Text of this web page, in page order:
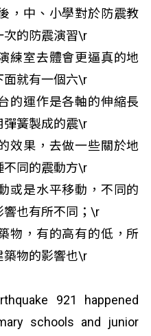
，中、小學對於防震教
次的防震演習\r
練室去體會更逼真的地
面就有一個六\r
的運作是各軸的伸縮長
彈簧製成的震\r
效果，去做一些關於地
不同的震動方\r
或是水平移動，不同的
響也有所不同；\r
物，有的高有的低，所
築物的影響也\r
921 happened
schools and junior